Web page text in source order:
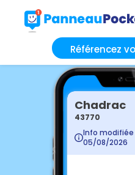
Référencez
Chadrac
43770
Info modifiée
05/08/2026